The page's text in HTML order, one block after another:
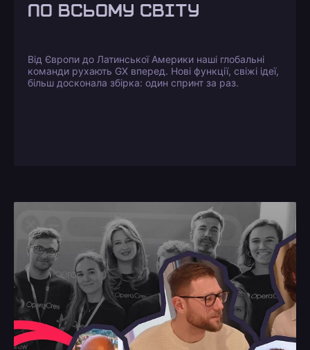
ПО ВСЬОМУ СВІТУ
Від Європи до Латинської Америки наші глобальні
команди рухають GX вперед. Нові функції, свіжі ідеї,
більш досконала збірка: один спринт за раз.